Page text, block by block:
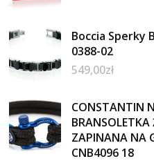
Boccia Sperky
0388-02
549,00zł
CONSTANTIN
BRANSOLETKA
ZAPINANA NA
CNB4096 18